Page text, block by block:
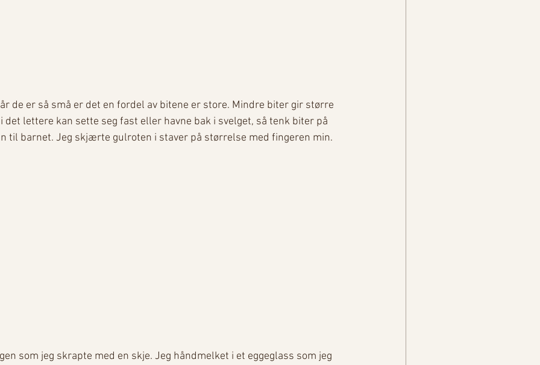
de er så små er det en fordel av bitene er store. Mindre biter gir større
lettere kan sette seg fast eller havne bak i svelget, så tenk biter på
til barnet. Jeg skjærte gulroten i staver på størrelse med fingeren min.
som jeg skrapte med en skje. Jeg håndmelket i et eggeglass som jeg